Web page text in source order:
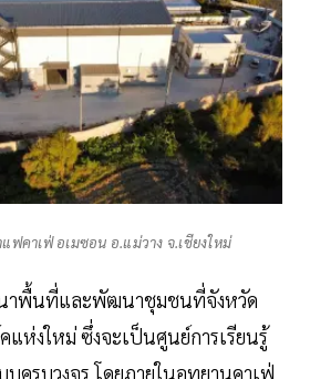
ฟคาเฟ่ อเมซอน อ.แม่วาง จ.เชียงใหม่
าพื้นที่และพัฒนาชุมชนที่จังหวัด
แห่งใหม่ ซึ่งจะเป็นศูนย์การเรียนรู้
ครบวงจร โดยภายในอุทยานคาเฟ่